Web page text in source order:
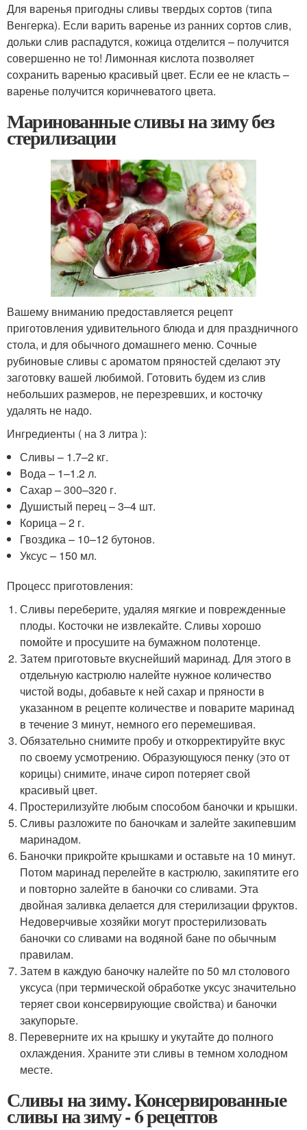
Для варенья пригодны сливы твердых сортов (типа
Венгерка). Если варить варенье из ранних сортов слив,
дольки слив распадутся, кожица отделится – получится
совершенно не то! Лимонная кислота позволяет
сохранить варенью красивый цвет. Если ее не класть –
варенье получится коричневатого цвета.
Маринованные сливы на зиму без
стерилизации
Вашему вниманию предоставляется рецепт
приготовления удивительного блюда и для праздничного
стола, и для обычного домашнего меню. Сочные
рубиновые сливы с ароматом пряностей сделают эту
заготовку вашей любимой. Готовить будем из слив
небольших размеров, не перезревших, и косточку
удалять не надо.
Ингредиенты ( на 3 литра ):
Сливы – 1.7–2 кг.
Вода – 1–1.2 л.
Сахар – 300–320 г.
Душистый перец – 3–4 шт.
Корица – 2 г.
Гвоздика – 10–12 бутонов.
Уксус – 150 мл.
Процесс приготовления:
Сливы переберите, удаляя мягкие и поврежденные
плоды. Косточки не извлекайте. Сливы хорошо
помойте и просушите на бумажном полотенце.
Затем приготовьте вкуснейший маринад. Для этого в
отдельную кастрюлю налейте нужное количество
чистой воды, добавьте к ней сахар и пряности в
указанном в рецепте количестве и поварите маринад
в течение 3 минут, немного его перемешивая.
Обязательно снимите пробу и откорректируйте вкус
по своему усмотрению. Образующуюся пенку (это от
корицы) снимите, иначе сироп потеряет свой
красивый цвет.
Простерилизуйте любым способом баночки и крышки.
Сливы разложите по баночкам и залейте закипевшим
маринадом.
Баночки прикройте крышками и оставьте на 10 минут.
Потом маринад перелейте в кастрюлю, закипятите его
и повторно залейте в баночки со сливами. Эта
двойная заливка делается для стерилизации фруктов.
Недоверчивые хозяйки могут простерилизовать
баночки со сливами на водяной бане по обычным
правилам.
Затем в каждую баночку налейте по 50 мл столового
уксуса (при термической обработке уксус значительно
теряет свои консервирующие свойства) и баночки
закупорьте.
Переверните их на крышку и укутайте до полного
охлаждения. Храните эти сливы в темном холодном
месте.
Сливы на зиму. Консервированные
сливы на зиму - 6 рецептов